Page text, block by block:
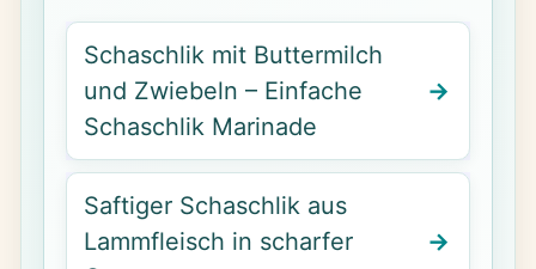
Schaschlik mit Buttermilch
und Zwiebeln – Einfache
Schaschlik Marinade
Saftiger Schaschlik aus
Lammfleisch in scharfer